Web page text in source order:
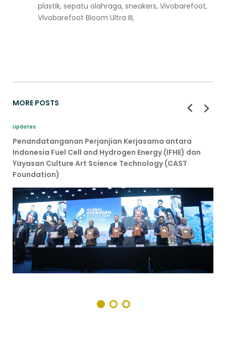
plastik, sepatu olahraga, sneakers, Vivobarefoot,
Vivobarefoot Bloom Ultra III,
MORE POSTS
Updates
Penandatanganan Perjanjian Kerjasama antara
Indonesia Fuel Cell and Hydrogen Energy (IFHE) dan
Yayasan Culture Art Science Technology (CAST
Foundation)